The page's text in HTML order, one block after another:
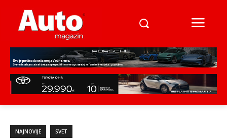
NAJNOVIJE SVET